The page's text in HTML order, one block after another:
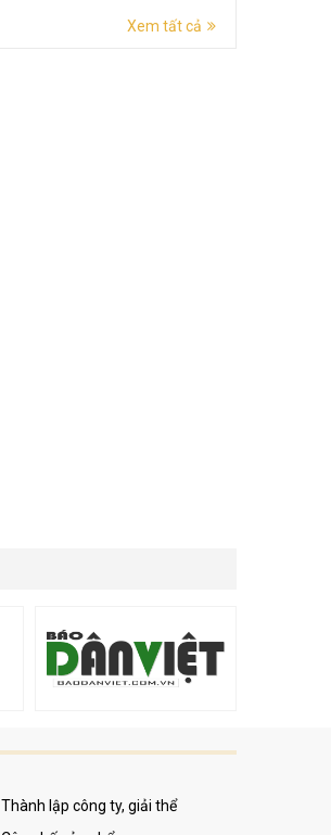
Xem tất cả
Thành lập công ty, giải thể